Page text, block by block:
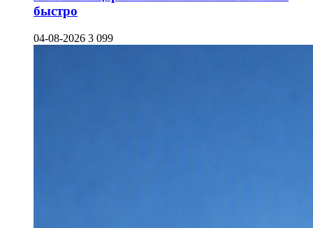
быстро
04-08-2026 3 099